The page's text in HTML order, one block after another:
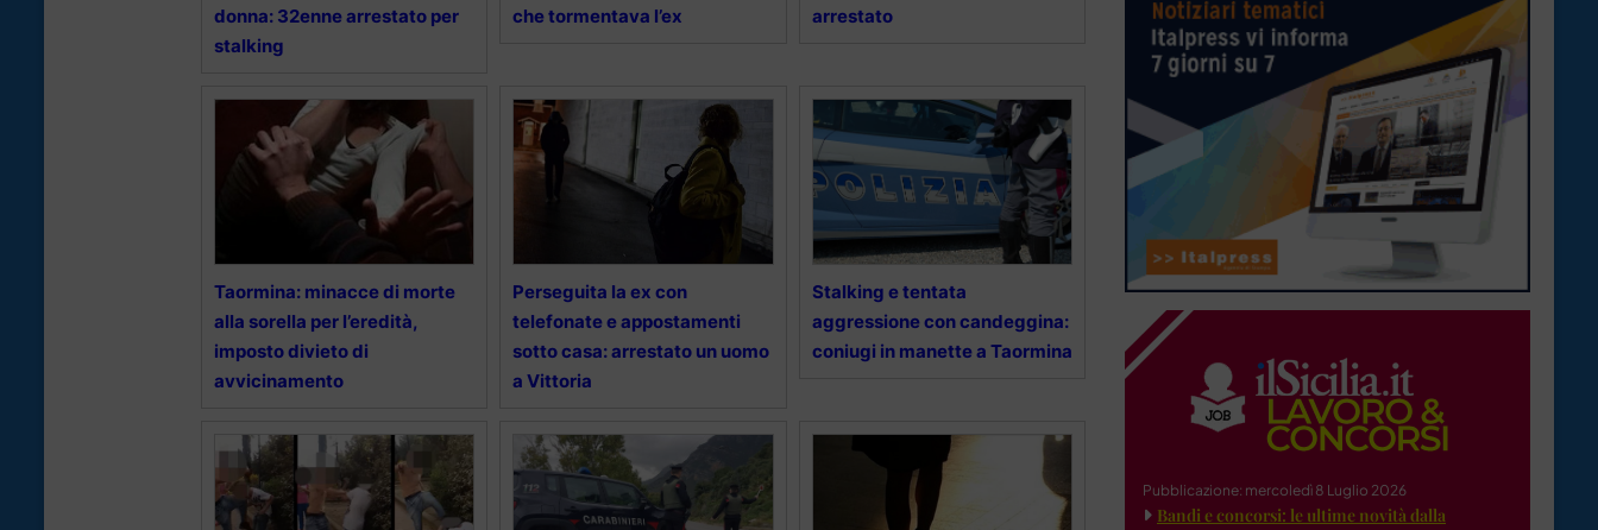
donna: 32enne arrestato per
stalking
che tormentava l’ex
arrestato
Taormina: minacce di morte
alla sorella per l’eredità,
imposto divieto di
avvicinamento
Perseguita la ex con
telefonate e appostamenti
sotto casa: arrestato un uomo
a Vittoria
Stalking e tentata
aggressione con candeggina:
coniugi in manette a Taormina
Pubblicazione: mercoledì 8 Luglio 2026
Bandi e concorsi: le ultime novità dalla